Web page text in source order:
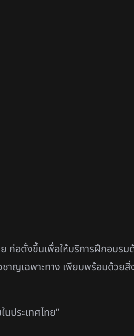
ก่อตั้งขึ้นเพื่อให้บริการฝึกอบร
าญเฉพาะทาง เพียบพร้อมด้ว
ประเทศไทย”